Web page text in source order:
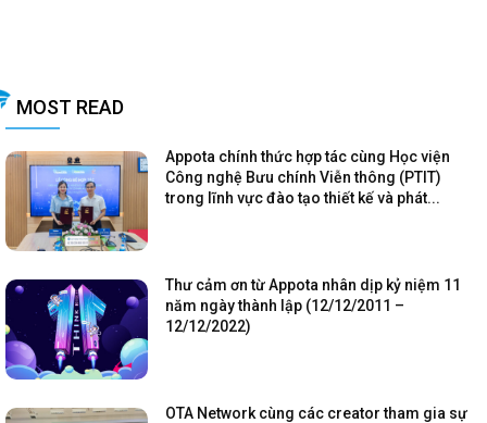
MOST READ
Appota chính thức hợp tác cùng Học viện
Công nghệ Bưu chính Viễn thông (PTIT)
trong lĩnh vực đào tạo thiết kế và phát...
Thư cảm ơn từ Appota nhân dịp kỷ niệm 11
năm ngày thành lập (12/12/2011 –
12/12/2022)
OTA Network cùng các creator tham gia sự